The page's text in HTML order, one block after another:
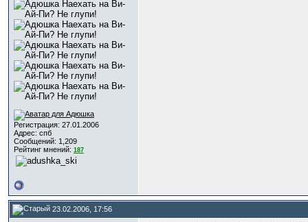
Регистрация: 27.01.2006
Адрес: спб
Сообщений: 1,209
Рейтинг мнений: 187
23.02.2006, 17:56